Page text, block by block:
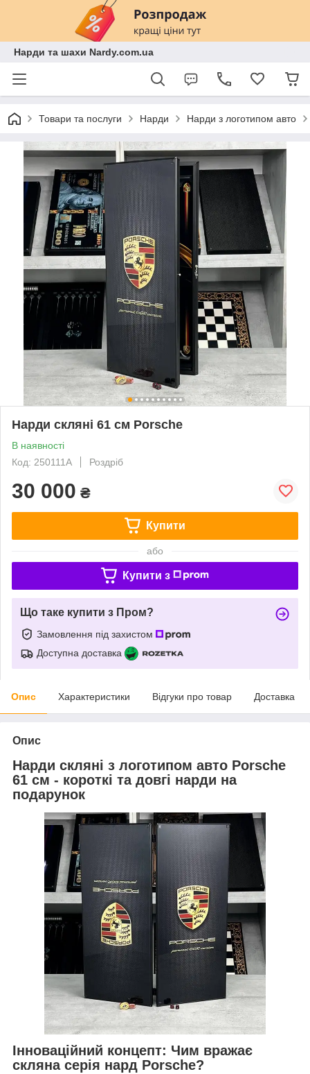
Нарди та шахи Nardy.com.ua
Товари та послуги Нарди Нарди з логотипом авто
Нарди скляні 61 см Porsche
В наявності
Код: 250111А
Роздріб
30 000 ₴
Купити
або
Купити з
Що таке купити з Пром?
Замовлення під захистом
Доступна доставка
Опис Характеристики Відгуки про товар Доставка
Опис
Нарди скляні з логотипом авто Porsche
61 см - короткі та довгі нарди на
подарунок
Інноваційний концепт: Чим вражає
скляна серія нард Porsche?